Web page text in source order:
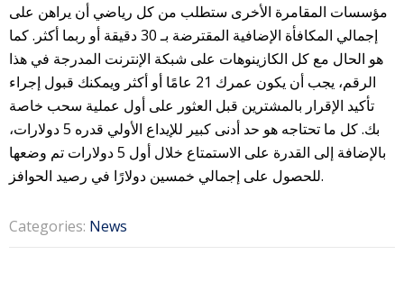
مؤسسات المقامرة الأخرى ستطلب من كل رياضي أن يراهن على
إجمالي المكافأة الإضافية المقترضة بـ 30 دقيقة أو ربما أكثر. كما
هو الحال مع كل الكازينوهات على شبكة الإنترنت المدرجة في هذا
الرقم، يجب أن يكون عمرك 21 عامًا أو أكثر ويمكنك قبول إجراء
تأكيد الإقرار بالمشترين قبل العثور على أول عملية سحب خاصة
بك. كل ما تحتاجه هو حد أدنى كبير للإيداع الأولي قدره 5 دولارات،
بالإضافة إلى القدرة على الاستمتاع خلال أول 5 دولارات تم وضعها
للحصول على إجمالي خمسين دولارًا في رصيد الحوافز.
Categories: News